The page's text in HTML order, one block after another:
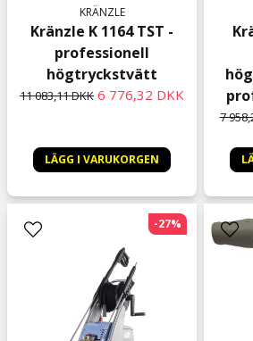
KRÄNZLE
Kränzle K 1164 TST -
professionell
högtryckstvätt
11 083,11 DKK 6 776,32 DKK
LÄGG I VARUKORGEN
7
-27%